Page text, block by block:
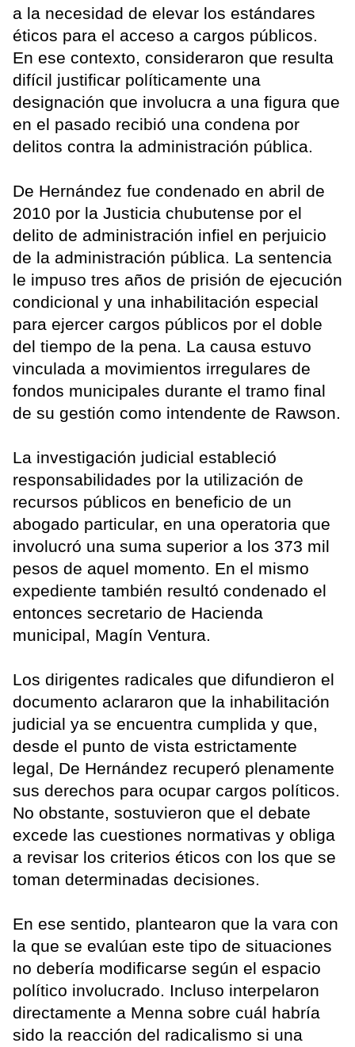
a la necesidad de elevar los estándares
éticos para el acceso a cargos públicos.
En ese contexto, consideraron que resulta
difícil justificar políticamente una
designación que involucra a una figura que
en el pasado recibió una condena por
delitos contra la administración pública.
De Hernández fue condenado en abril de
2010 por la Justicia chubutense por el
delito de administración infiel en perjuicio
de la administración pública. La sentencia
le impuso tres años de prisión de ejecución
condicional y una inhabilitación especial
para ejercer cargos públicos por el doble
del tiempo de la pena. La causa estuvo
vinculada a movimientos irregulares de
fondos municipales durante el tramo final
de su gestión como intendente de Rawson.
La investigación judicial estableció
responsabilidades por la utilización de
recursos públicos en beneficio de un
abogado particular, en una operatoria que
involucró una suma superior a los 373 mil
pesos de aquel momento. En el mismo
expediente también resultó condenado el
entonces secretario de Hacienda
municipal, Magín Ventura.
Los dirigentes radicales que difundieron el
documento aclararon que la inhabilitación
judicial ya se encuentra cumplida y que,
desde el punto de vista estrictamente
legal, De Hernández recuperó plenamente
sus derechos para ocupar cargos políticos.
No obstante, sostuvieron que el debate
excede las cuestiones normativas y obliga
a revisar los criterios éticos con los que se
toman determinadas decisiones.
En ese sentido, plantearon que la vara con
la que se evalúan este tipo de situaciones
no debería modificarse según el espacio
político involucrado. Incluso interpelaron
directamente a Menna sobre cuál habría
sido la reacción del radicalismo si una